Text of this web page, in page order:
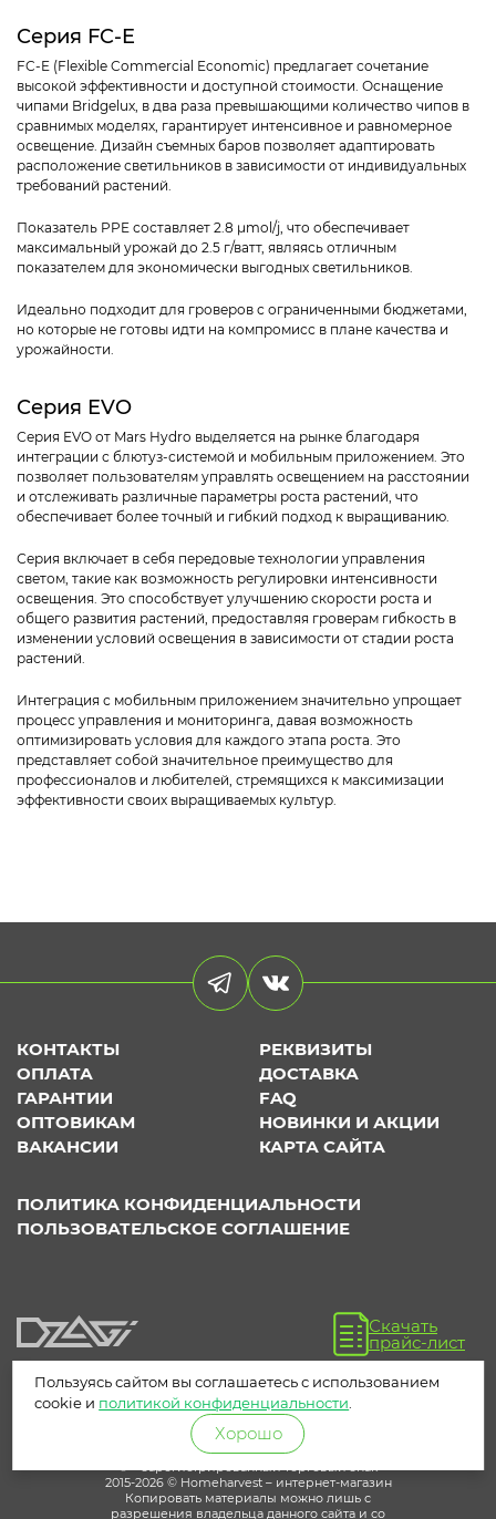
Серия FC-E
FC-E (Flexible Commercial Economic) предлагает сочетание
высокой эффективности и доступной стоимости. Оснащение
чипами Bridgelux, в два раза превышающими количество чипов в
сравнимых моделях, гарантирует интенсивное и равномерное
освещение. Дизайн съемных баров позволяет адаптировать
расположение светильников в зависимости от индивидуальных
требований растений.
Показатель PPE составляет 2.8 µmol/j, что обеспечивает
максимальный урожай до 2.5 г/ватт, являясь отличным
показателем для экономически выгодных светильников.
Идеально подходит для гроверов с ограниченными бюджетами,
но которые не готовы идти на компромисс в плане качества и
урожайности.
Серия EVO
Серия EVO от Mars Hydro выделяется на рынке благодаря
интеграции с блютуз-системой и мобильным приложением. Это
позволяет пользователям управлять освещением на расстоянии
и отслеживать различные параметры роста растений, что
обеспечивает более точный и гибкий подход к выращиванию.
Серия включает в себя передовые технологии управления
светом, такие как возможность регулировки интенсивности
освещения. Это способствует улучшению скорости роста и
общего развития растений, предоставляя гроверам гибкость в
изменении условий освещения в зависимости от стадии роста
растений.
Интеграция с мобильным приложением значительно упрощает
процесс управления и мониторинга, давая возможность
оптимизировать условия для каждого этапа роста. Это
представляет собой значительное преимущество для
профессионалов и любителей, стремящихся к максимизации
эффективности своих выращиваемых культур.
КОНТАКТЫ
РЕКВИЗИТЫ
ОПЛАТА
ДОСТАВКА
ГАРАНТИИ
FAQ
ОПТОВИКАМ
НОВИНКИ И АКЦИИ
ВАКАНСИИ
КАРТА САЙТА
ПОЛИТИКА КОНФИДЕНЦИАЛЬНОСТИ
ПОЛЬЗОВАТЕЛЬСКОЕ СОГЛАШЕНИЕ
Скачать
прайс-лист
® – зарегистрированный торговый знак
2015-2026 © Homeharvest – интернет-магазин
Копировать материалы можно лишь с
разрешения владельца данного сайта и со
Пользуясь сайтом вы соглашаетесь с использованием
cookie и политикой конфиденциальности
Хорошо